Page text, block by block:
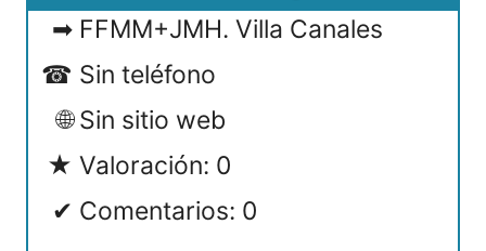
FFMM+JMH. Villa Canales
Sin teléfono
Sin sitio web
Valoración: 0
Comentarios: 0